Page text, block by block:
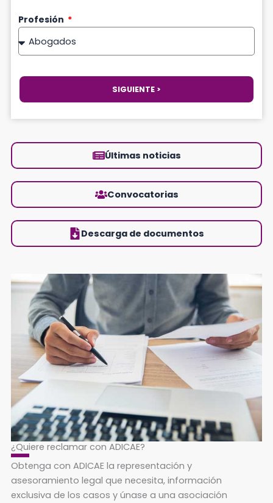
Últimas noticias
Convocatorias
Descarga de documentos
Profesión
SIGUIENTE >
¿Quiere reclamar con ADICAE?
Obtenga con ADICAE la representación y
asesoramiento legal que necesita, información
exclusiva de los casos y únase a una asociación